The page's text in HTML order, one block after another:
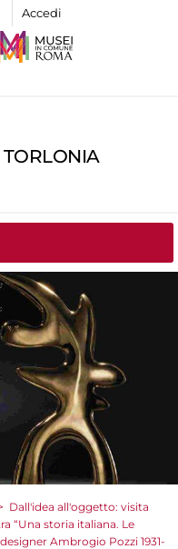
Accedi
TORLONIA
Dall'idea all'oggetto: visita
“Una storia italiana. Le
Ambrogio Pozzi 1931-